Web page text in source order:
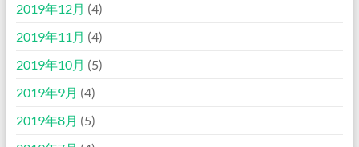
2019年12月 (4)
2019年11月 (4)
2019年10月 (5)
2019年9月 (4)
2019年8月 (5)